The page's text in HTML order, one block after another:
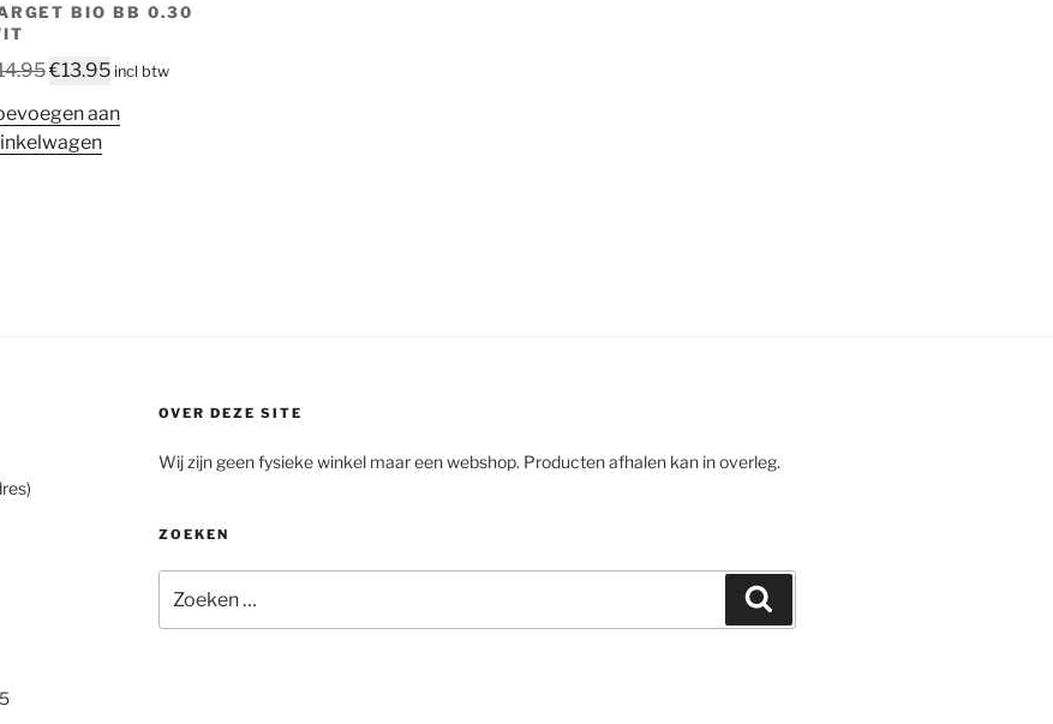
BIO BB 0.30
Oorspronkelijke
was:
€14.95.
€13.95Huidige
is:
incl btw
aan
OVER DEZE SITE
Wij zijn geen fysieke winkel maar een webshop. Producten afhalen kan in overleg.
ZOEKEN
naar: